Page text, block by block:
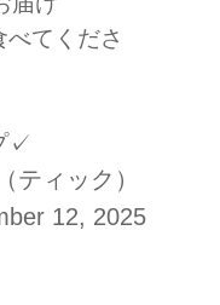
てくださ
✓
ィック）
12, 2025